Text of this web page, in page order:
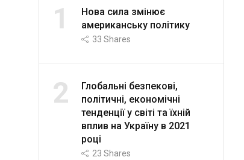
1
Нова сила змінює
американську політику
33 Shares
2
Глобальні безпекові,
політичні, економічні
тенденції у світі та їхній
вплив на Україну в 2021
році
23 Shares